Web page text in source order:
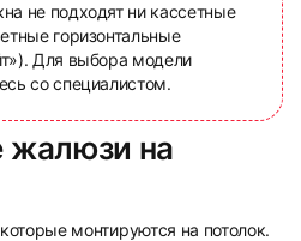
6
не подходят ни кассетные
горизонтальные
Для выбора модели
со специалистом.
жалюзи на
монтируются на потолок.